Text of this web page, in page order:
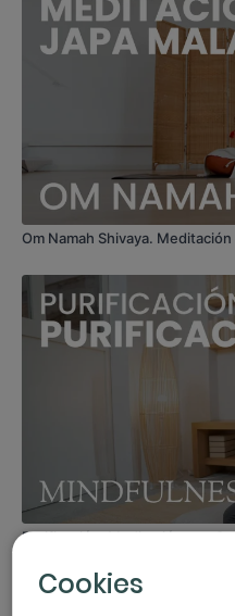
Om Namah Shivaya.
Purificación. Meditación con
Cookies